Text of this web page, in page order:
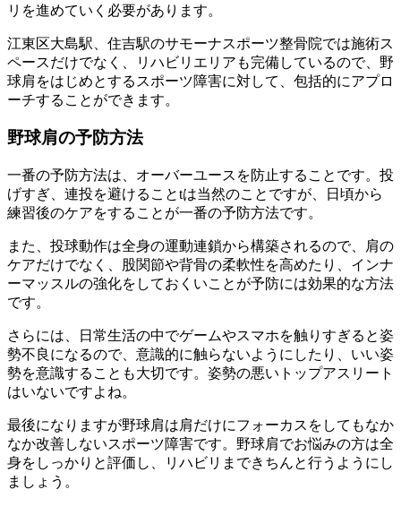
リを進めていく必要があります。
江東区大島駅、住吉駅のサモーナスポーツ整骨院では施術ス
ペースだけでなく、リハビリエリアも完備しているので、野
球肩をはじめとするスポーツ障害に対して、包括的にアプロ
ーチすることができます。
野球肩の予防方法
一番の予防方法は、オーバーユースを防止することです。投
げすぎ、連投を避けることtは当然のことですが、日頃から
練習後のケアをすることが一番の予防方法です。
また、投球動作は全身の運動連鎖から構築されるので、肩の
ケアだけでなく、股関節や背骨の柔軟性を高めたり、インナ
ーマッスルの強化をしておくいことが予防には効果的な方法
です。
さらには、日常生活の中でゲームやスマホを触りすぎると姿
勢不良になるので、意識的に触らないようにしたり、いい姿
勢を意識することも大切です。姿勢の悪いトップアスリート
はいないですよね。
最後になりますが野球肩は肩だけにフォーカスをしてもなか
なか改善しないスポーツ障害です。野球肩でお悩みの方は全
身をしっかりと評価し、リハビリまできちんと行うようにし
ましょう。